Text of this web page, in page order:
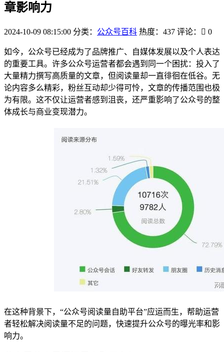
章影响力
2024-10-09 08:15:00 分类： 公众号百科 热度：437 评论： 0
如今，公众号已经成为了品牌推广、自媒体发展以及个人表达
的重要工具。许多公众号运营者都会遇到同一个困扰：投入了
大量精力撰写高质量的文章，但阅读量却一直徘徊在低谷。无
论内容多么精彩，粉丝互动却少得可怜，文章的传播范围也极
为有限。这不仅让运营者感到沮丧，还严重影响了公众号的整
体成长与商业变现潜力。
在这种背景下，“公众号阅读量自助平台”应运而生，帮助运营
者轻松解决阅读量不足的问题，快速提升公众号的曝光率和影
响力。